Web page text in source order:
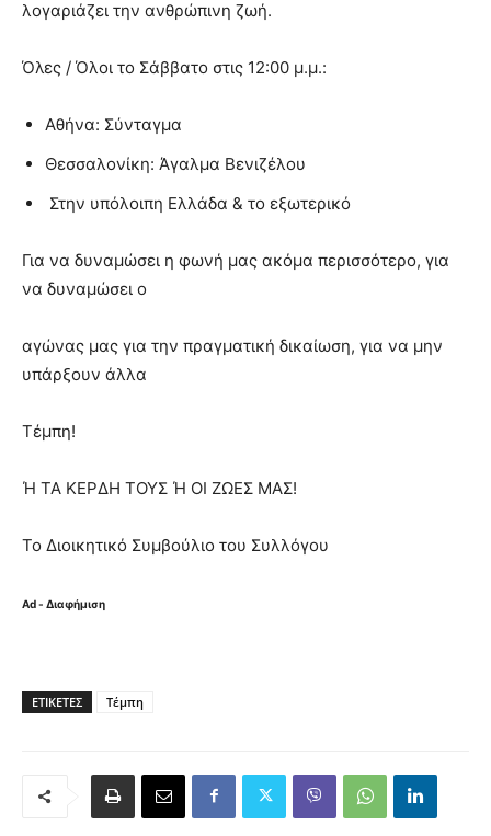
λογαριάζει την ανθρώπινη ζωή.
Όλες / Όλοι το Σάββατο στις 12:00 μ.μ.:
Αθήνα: Σύνταγμα
Θεσσαλονίκη: Άγαλμα Βενιζέλου
Στην υπόλοιπη Ελλάδα & το εξωτερικό
Για να δυναμώσει η φωνή μας ακόμα περισσότερο, για
να δυναμώσει ο
αγώνας μας για την πραγματική δικαίωση, για να μην
υπάρξουν άλλα
Τέμπη!
Ή ΤΑ ΚΕΡΔΗ ΤΟΥΣ Ή ΟΙ ΖΩΕΣ ΜΑΣ!
Το Διοικητικό Συμβούλιο του Συλλόγου
Ad - Διαφήμιση
ΕΤΙΚΈΤΕΣ Τέμπη